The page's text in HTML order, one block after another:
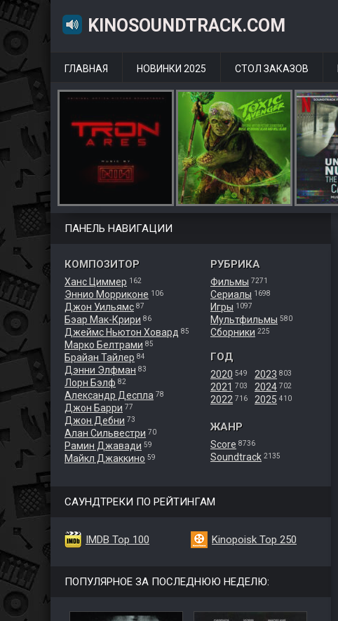
KINOSOUNDTRACK.COM
ГЛАВНАЯ НОВИНКИ 2025 СТОЛ ЗАКАЗОВ
ПАНЕЛЬ НАВИГАЦИИ
КОМПОЗИТОР
Ханс Циммер 162
Эннио Морриконе 106
Джон Уильямс 87
Бэар Мак-Крири 86
Джеймс Ньютон Ховард 85
Марко Белтрами 85
Брайан Тайлер 84
Дэнни Элфман 83
Лорн Бэлф 82
Александр Деспла 78
Джон Барри 77
Джон Дебни 73
Алан Сильвестри 70
Рамин Джавади 59
Майкл Джаккино 59
РУБРИКА
Фильмы 7271
Сериалы 1698
Игры 1097
Мультфильмы 580
Сборники 225
ГОД
2020 549
2021 703
2022 716
2023 803
2024 702
2025 410
ЖАНР
Score 8736
Soundtrack 2135
САУНДТРЕКИ ПО РЕЙТИНГАМ
IMDB Top 100 Kinopoisk Top 250
ПОПУЛЯРНОЕ ЗА ПОСЛЕДНЮЮ НЕДЕЛЮ: